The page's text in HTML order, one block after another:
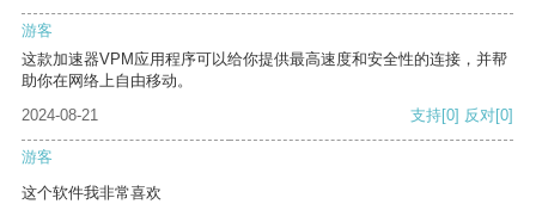
游客
这款加速器VPM应用程序可以给你提供最高速度和安全性的连接，并帮
助你在网络上自由移动。
2024-08-21
支持[0] 反对[0]
游客
这个软件我非常喜欢